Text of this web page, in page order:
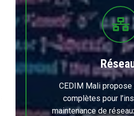
CEDIM Mali
complètes pour
maintenance de